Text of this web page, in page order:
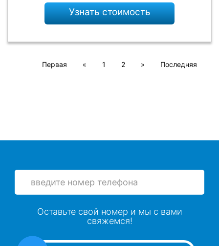
Узнать стоимость
Первая « 1 2 » Последняя
Оставьте свой номер и мы с вами
свяжемся!